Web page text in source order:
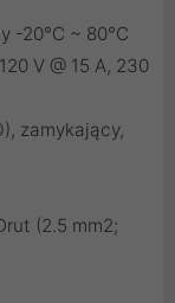
-20°C ~ 80°C
V @ 15 A, 230
zamykający,
(2.5 mm2;